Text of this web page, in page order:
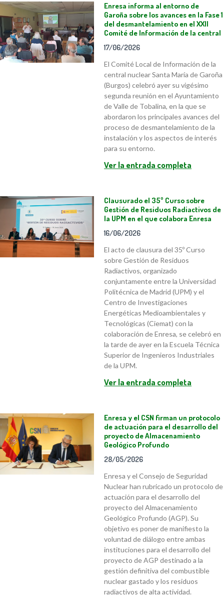
Enresa informa al entorno de
Garoña sobre los avances en la Fase 1
del desmantelamiento en el XXII
Comité de Información de la central
17/06/2026
El Comité Local de Información de la
central nuclear Santa María de Garoña
(Burgos) celebró ayer su vigésimo
segunda reunión en el Ayuntamiento
de Valle de Tobalina, en la que se
abordaron los principales avances del
proceso de desmantelamiento de la
instalación y los aspectos de interés
para su entorno.
Ver la entrada completa
Clausurado el 35º Curso sobre
Gestión de Residuos Radiactivos de
la UPM en el que colabora Enresa
16/06/2026
El acto de clausura del 35º Curso
sobre Gestión de Residuos
Radiactivos, organizado
conjuntamente entre la Universidad
Politécnica de Madrid (UPM) y el
Centro de Investigaciones
Energéticas Medioambientales y
Tecnológicas (Ciemat) con la
colaboración de Enresa, se celebró en
la tarde de ayer en la Escuela Técnica
Superior de Ingenieros Industriales
de la UPM.
Ver la entrada completa
Enresa y el CSN firman un protocolo
de actuación para el desarrollo del
proyecto de Almacenamiento
Geológico Profundo
28/05/2026
Enresa y el Consejo de Seguridad
Nuclear han rubricado un protocolo de
actuación para el desarrollo del
proyecto del Almacenamiento
Geológico Profundo (AGP). Su
objetivo es poner de manifiesto la
voluntad de diálogo entre ambas
instituciones para el desarrollo del
proyecto de AGP destinado a la
gestión definitiva del combustible
nuclear gastado y los residuos
radiactivos de alta actividad.